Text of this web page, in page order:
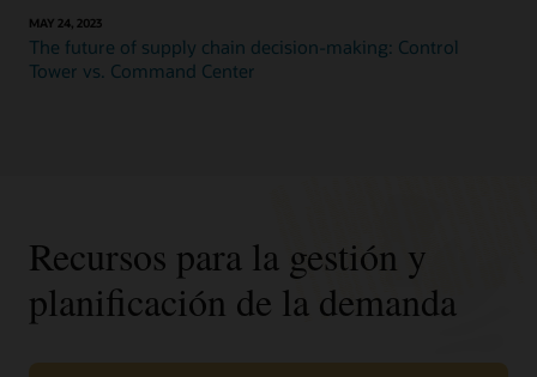
MAY 24, 2023
The future of supply chain decision-making: Control
Tower vs. Command Center
Recursos para la gestión y
planificación de la demanda